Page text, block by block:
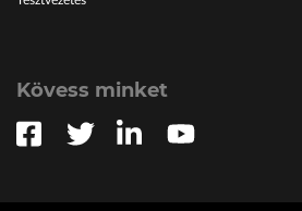
Kövess minket